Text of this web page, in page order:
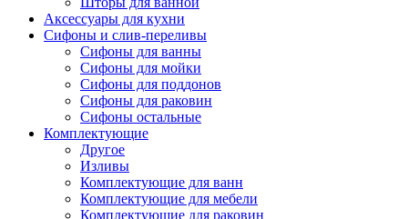
Аксессуары для кухни
Сифоны и слив-переливы
Сифоны для ванны
Сифоны для мойки
Сифоны для поддонов
Сифоны для раковин
Сифоны остальные
Комплектующие
Другое
Изливы
Комплектующие для ванн
Комплектующие для мебели
Комплектующие для раковин